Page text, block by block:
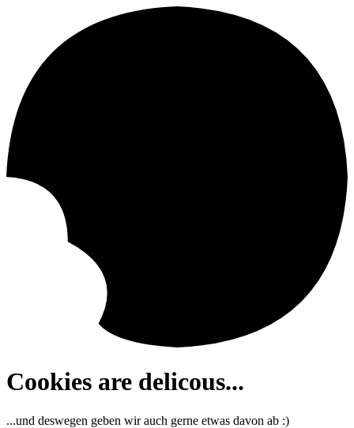
Cookies are delicous...
...und deswegen geben wir auch gerne etwas davon ab :)